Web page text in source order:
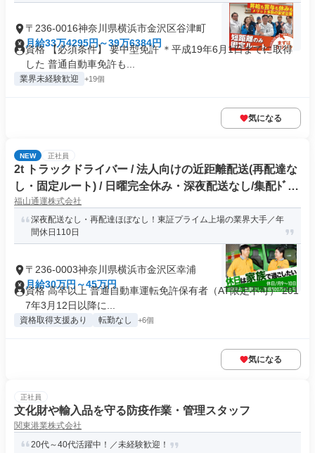
〒236-0016神奈川県横浜市金沢区谷津町
月給33万4295円～39万6384円
資格 【必須条件】 要中型免許 ＊平成19年6月1日までに取得
した 普通自動車免許も...
業界未経験歓迎 +19個
気になる
NEW 正社員
2t トラックドライバー / 法人向けの近距離配送(再配達な
し・固定ルート) / 日曜完全休み・深夜配送なし/集配ﾄﾞﾗｲ
ﾊﾞｰ2t(正社員)
福山通運株式会社
深夜配送なし・再配達ほぼなし！東証プライム上場の業界大手／年
間休日110日
〒236-0003神奈川県横浜市金沢区幸浦
月給30万円～45万円
資格 高卒以上 普通自動車運転免許保有者（AT限定不可） 201
7年3月12日以降に...
資格取得支援あり 転勤なし +6個
気になる
正社員
文化財や輸入品を守る防疫作業・管理スタッフ
関東港業株式会社
20代～40代活躍中！／未経験歓迎！